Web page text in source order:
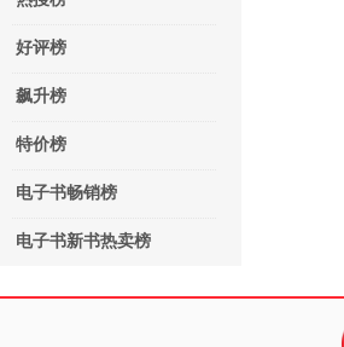
好评榜
飙升榜
特价榜
电子书畅销榜
电子书新书热卖榜